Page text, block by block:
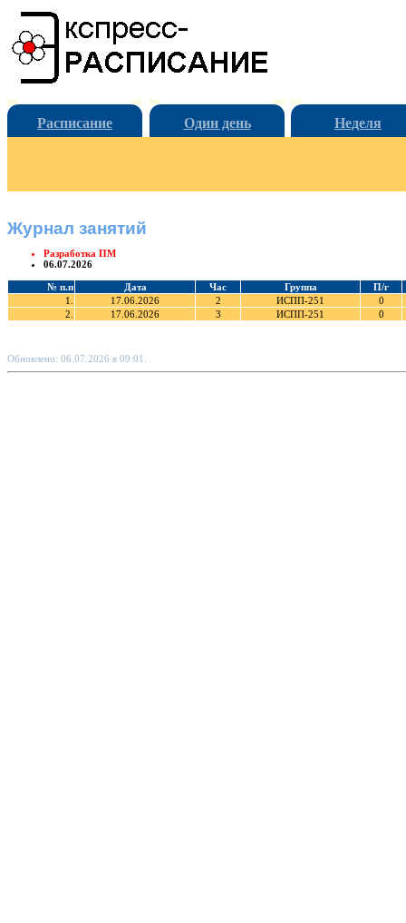
Расписание Один день Неделя
Журнал занятий
Разработка ПМ
06.07.2026
№ п.п Дата Час Группа
П/г
1.
17.06.2026 2 ИСПП-251
0
2.
17.06.2026 3 ИСПП-251 0
Обновлено: 06.07.2026 в 09:01.